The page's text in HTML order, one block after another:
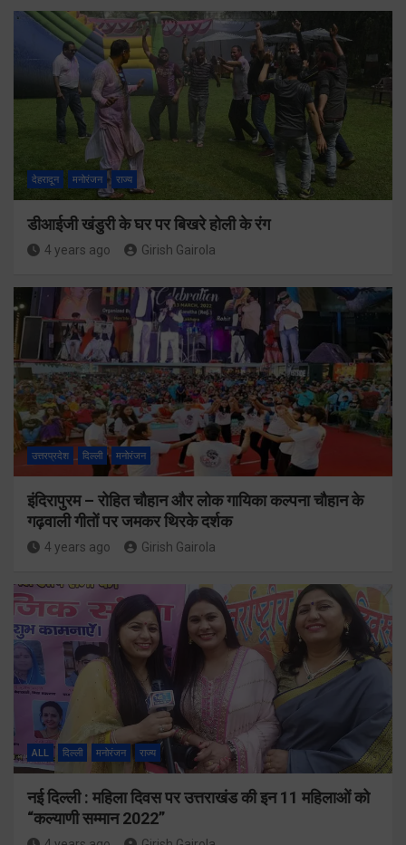
देहरादून मनोरंजन राज्य
डीआईजी खंडुरी के घर पर बिखरे होली के रंग
4 years ago Girish Gairola
उत्तरप्रदेश दिल्ली मनोरंजन
इंदिरापुरम – रोहित चौहान और लोक गायिका कल्पना चौहान के
गढ़वाली गीतों पर जमकर थिरके दर्शक
4 years ago Girish Gairola
ALL दिल्ली मनोरंजन राज्य
नई दिल्ली : महिला दिवस पर उत्तराखंड की इन 11 महिलाओं को
“कल्याणी सम्मान 2022”